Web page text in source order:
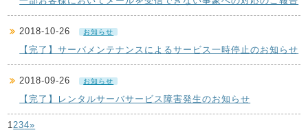
2018-10-26 お知らせ
【完了】サーバメンテナンスによるサービス一時停止のお知らせ
2018-09-26 お知らせ
【完了】レンタルサーバサービス障害発生のお知らせ
1234»